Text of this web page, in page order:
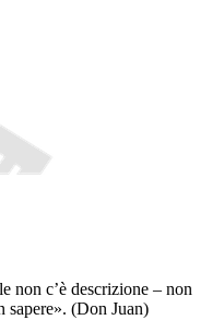
non c’è descrizione – non
sapere». (Don Juan)